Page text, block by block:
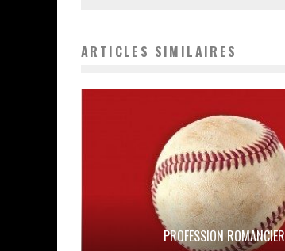
ARTICLES SIMILAIRES
PROFESSION ROMANCIER